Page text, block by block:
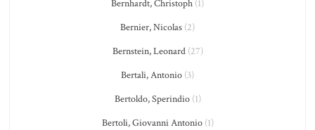
Bernhardt, Christoph (1)
Bernier, Nicolas (2)
Bernstein, Leonard(27)
Bertali, Antonio (3)
Bertoldo, Sperindio(1)
Bertoli, Giovanni Antonio(1)